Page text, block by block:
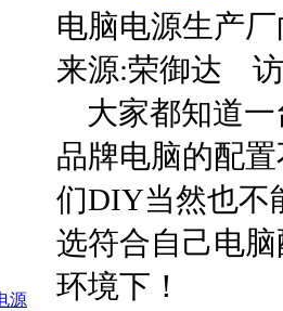
电脑电源生产
来源:荣御达
大家都知道一
品牌电脑的配
们DIY当然也不
选符合自己电
环境下！